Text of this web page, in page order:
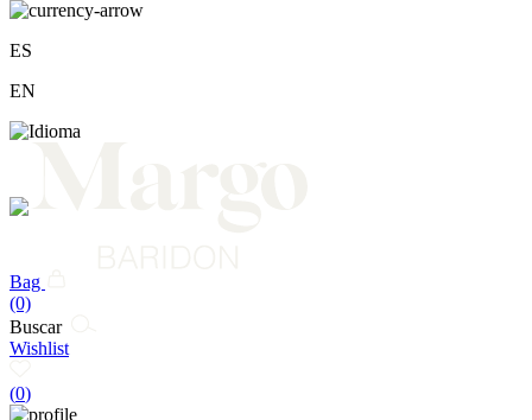
ES
EN
Bag
(0)
Buscar
Wishlist
(0)